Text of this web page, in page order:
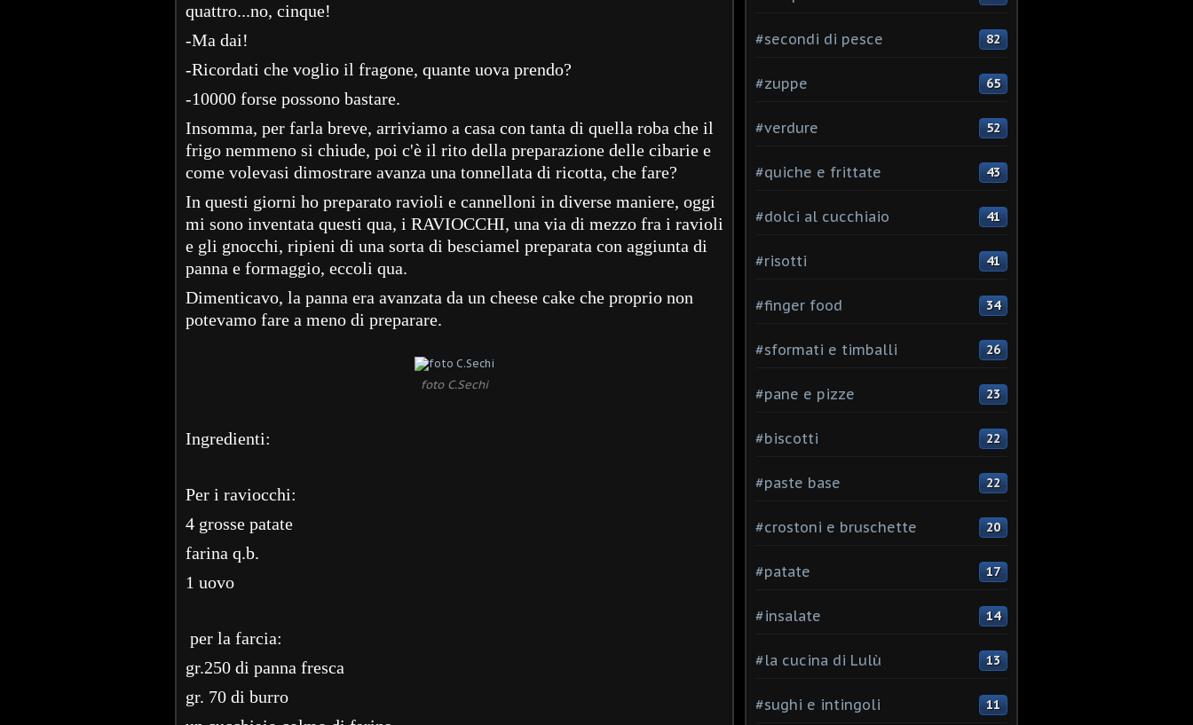
quattro...no, cinque!
-Ma dai!
-Ricordati che voglio il fragone, quante uova prendo?
-10000 forse possono bastare.
Insomma, per farla breve, arriviamo a casa con tanta di quella roba che il
frigo nemmeno si chiude, poi c'è il rito della preparazione delle cibarie e
come volevasi dimostrare avanza una tonnellata di ricotta, che fare?
In questi giorni ho preparato ravioli e cannelloni in diverse maniere, oggi
mi sono inventata questi qua, i RAVIOCCHI, una via di mezzo fra i ravioli
e gli gnocchi, ripieni di una sorta di besciamel preparata con aggiunta di
panna e formaggio, eccoli qua.
Dimenticavo, la panna era avanzata da un cheese cake che proprio non
potevamo fare a meno di preparare.
foto C.Sechi
Ingredienti:
Per i raviocchi:
4 grosse patate
farina q.b.
1 uovo
per la farcia:
gr.250 di panna fresca
gr. 70 di burro
#secondi di pesce 82
#zuppe 65
#verdure 52
#quiche e frittate 43
#dolci al cucchiaio 41
#risotti 41
#finger food 34
#sformati e timballi 26
#pane e pizze 23
#biscotti 22
#paste base 22
#crostoni e bruschette 20
#patate 17
#insalate 14
#la cucina di Lulù 13
#sughi e intingoli 11